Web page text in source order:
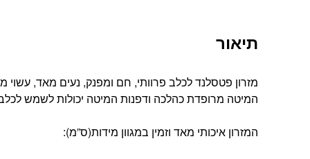
תיאור
מזרון פטסלנד לכלב פרוותי, חם ומפנק, נעים מאד,
המיטה מרופדת כהלכה ודפנות המיטה יכולות לשמש
המזרון איכותי מאד וזמין במגוון מידות(ס”מ):